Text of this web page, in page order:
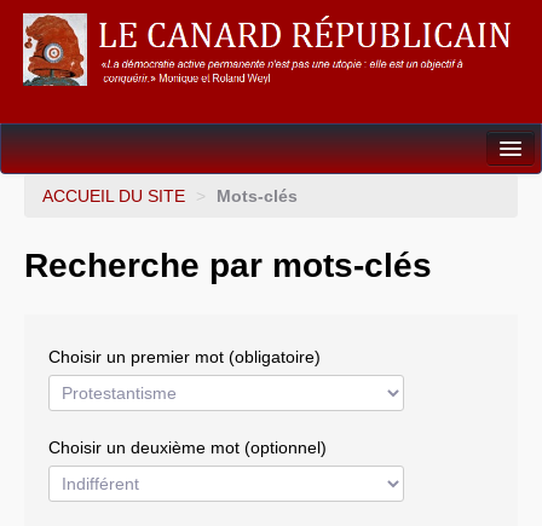
Dossiers
Gouvernance mondiale & mondialisation
Résistances
ACCUEIL DU SITE > Mots-clés
Recherche par mots-clés
Choisir un premier mot (obligatoire)
Choisir un deuxième mot (optionnel)